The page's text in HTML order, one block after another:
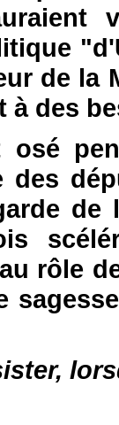
de la
à des
osé
des
rôle